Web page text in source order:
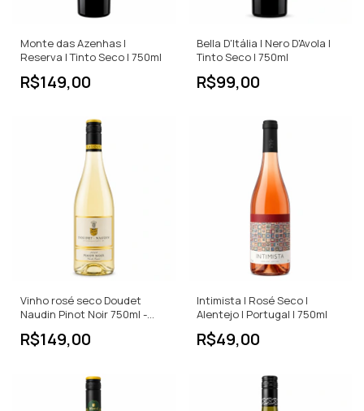
Monte das Azenhas |
Reserva | Tinto Seco | 750ml
R$149,00
Bella D'Itália | Nero D'Avola |
Tinto Seco | 750ml
R$99,00
Vinho rosé seco Doudet
Naudin Pinot Noir 750ml -
R$149,00
Intimista | Rosé Seco |
Alentejo | Portugal | 750ml
R$49,00